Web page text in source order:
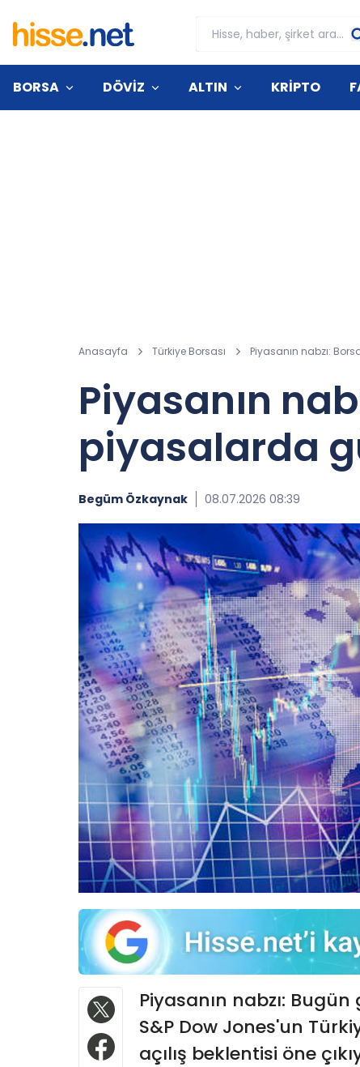
BORSA DÖVİZ ALTIN KRİPTO
Anasayfa Türkiye Borsası Piyasanın nabzı:
Piyasanın
piyasalarda
Begüm Özkaynak 08.07.2026 08:39
Piyasanın nabzı:
S&P Dow Jones'un
açılış beklentisi öne